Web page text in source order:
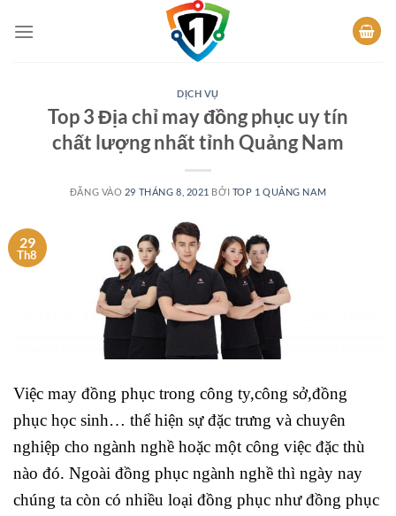
qua
DỊCH VỤ
Top 3 Địa chỉ may đồng phục uy tín
chất lượng nhất tỉnh Quảng Nam
ĐĂNG VÀO 29 THÁNG 8, 2021 BỞI TOP 1 QUẢNG NAM
29
Th8
Việc may đồng phục trong công ty,công sở,đồng
phục học sinh… thể hiện sự đặc trưng và chuyên
nghiệp cho ngành nghề hoặc một công việc đặc thù
nào đó. Ngoài đồng phục ngành nghề thì ngày nay
chúng ta còn có nhiều loại đồng phục như đồng phục